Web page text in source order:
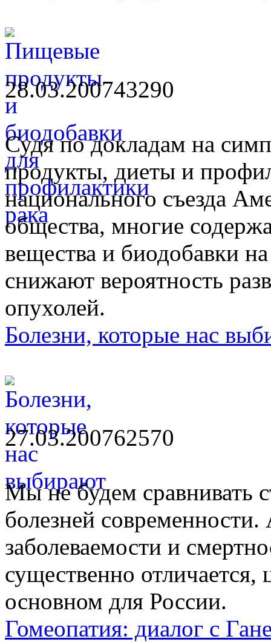
28.03.200743290
Судя по докладам на
продукты, диеты и
национального съезда
общества, многие
вещества и биодобавки
снижают вероятность
опухолей.
Болезни, которые нас
27.03.200762570
Мы не будем сравнивать
болезней современности.
заболеваемости и
существенно
основном для России.
Гомеопатия: диалог с